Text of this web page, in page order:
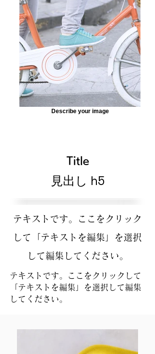
Describe your image
Title
見出し h5
テキストです。ここをクリック
して「テキストを編集」を選択
して編集してください。
テキストです。ここをクリックして
「テキストを編集」を選択して編集
してください。